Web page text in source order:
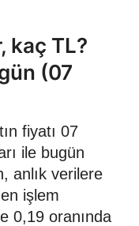
kaç TL?
(07
fiyatı 07
ile bugün
anlık verilere
işlem
0,19 oranında